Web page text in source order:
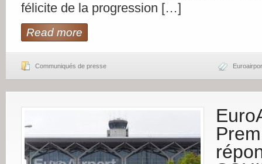
félicite de la progression […]
Read more
Communiqués de presse